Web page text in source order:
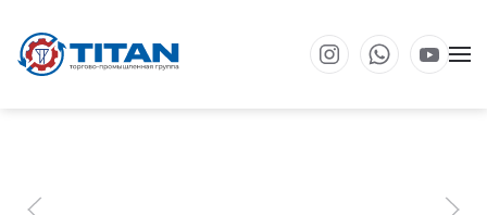
Перейти к основному содержанию